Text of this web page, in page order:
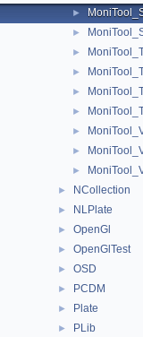
►
►
►
►
►
►
►
►
►
► NCollection
► NLPlate
► OpenGl
► OpenGlTest
► OSD
► PCDM
► Plate
► PLib